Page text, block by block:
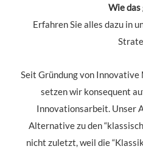
Wie das
Erfahren Sie alles dazu in
Seit Gründung von
setzen wir konsequent
Innovationsarbeit. Unser
Alternative zu den
nicht zuletzt, weil die